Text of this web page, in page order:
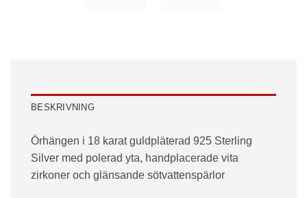
BESKRIVNING
Örhängen i 18 karat guldpläterad 925 Sterling
Silver med polerad yta, handplacerade vita
zirkoner och glänsande sötvattenspärlor